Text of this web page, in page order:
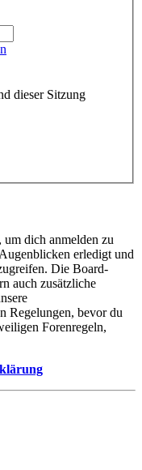
dieser Sitzung
dich anmelden zu
erledigt und
Die Board-
auch zusätzliche
Regelungen, bevor du
Forenregeln,